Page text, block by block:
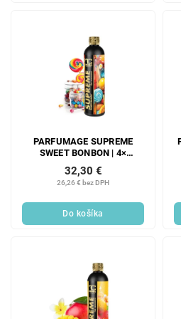
PARFUMAGE SUPREME
SWEET BONBON | 4×
pranie | 300 ml | 60 praní
26,26 € bez DPH
32,30 €
Do košíka